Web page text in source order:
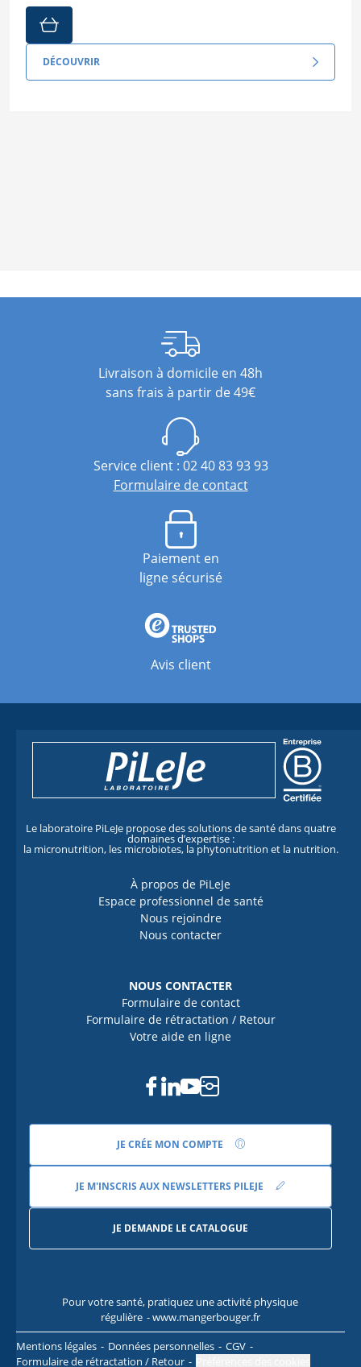
DÉCOUVRIR
Livraison à domicile en 48h
sans frais à partir de 49€
Service client : 02 40 83 93 93
Formulaire de contact
Paiement en
ligne sécurisé
Avis client
Le laboratoire PiLeJe propose des solutions de santé dans quatre
domaines d’expertise :
la micronutrition, les microbiotes, la phytonutrition et la nutrition.
À propos de PiLeJe
Espace professionnel de santé
Nous rejoindre
Nous contacter
NOUS CONTACTER
Formulaire de contact
Formulaire de rétractation / Retour
Votre aide en ligne
Facebook
Linkedin
Youtube
Instagram
JE CRÉE MON COMPTE
JE M'INSCRIS AUX NEWSLETTERS PILEJE
JE DEMANDE LE CATALOGUE
Pour votre santé, pratiquez une activité physique
régulière - www.mangerbouger.fr
Mentions légales
Données personnelles
CGV
Formulaire de rétractation / Retour